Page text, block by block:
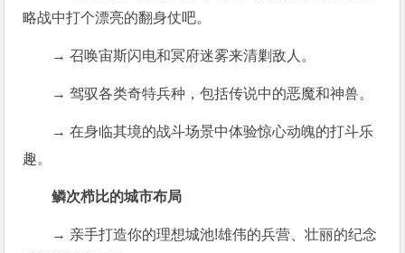
略战中打个漂亮的翻身仗吧。
→ 召唤宙斯闪电和冥府迷雾来清剿敌人。
→ 驾驭各类奇特兵种，包括传说中的恶魔和神兽。
→ 在身临其境的战斗场景中体验惊心动魄的打斗乐
趣。
鳞次栉比的城市布局
→ 亲手打造你的理想城池!雄伟的兵营、壮丽的纪念